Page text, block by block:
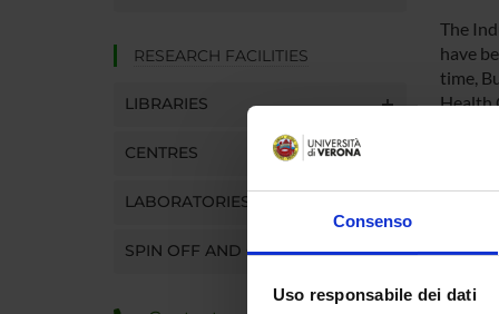
Consenso
Uso responsabile dei dati
RESEARCH FACILITIES
LIBRARIES
CENTRES
LABORATORIES
SPIN OFF AND COMPANIES
The
have
time,
Health